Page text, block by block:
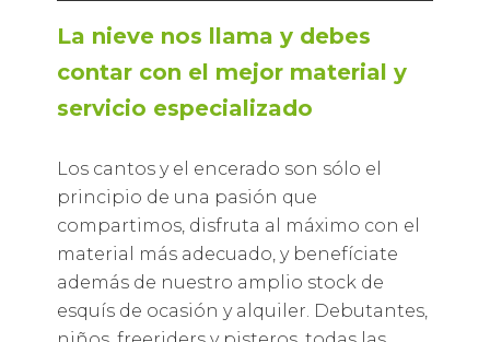
La nieve nos llama y debes
contar con el mejor material y
servicio especializado
Los cantos y el encerado son sólo el
principio de una pasión que
compartimos, disfruta al máximo con el
material más adecuado, y benefíciate
además de nuestro amplio stock de
esquís de ocasión y alquiler. Debutantes,